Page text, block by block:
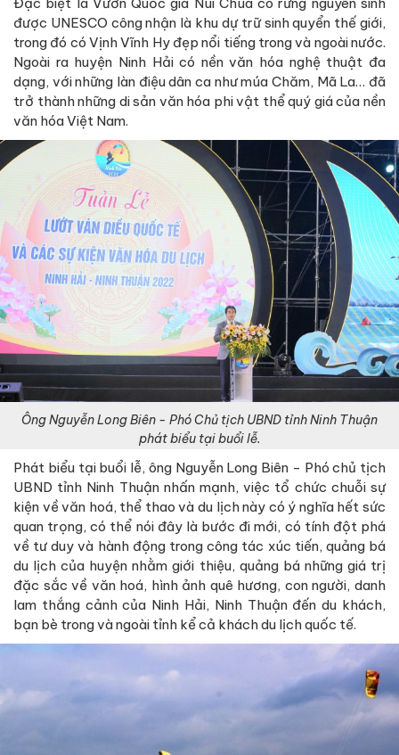
được UNESCO công nhận là khu dự trữ sinh quyển thế giới,
trong đó có Vịnh Vĩnh Hy đẹp nổi tiếng trong và ngoài nước.
Ngoài ra huyện Ninh Hải có nền văn hóa nghệ thuật đa
dạng, với những làn điệu dân ca như múa Chăm, Mã La… đã
trở thành những di sản văn hóa phi vật thể quý giá của nền
văn hóa Việt Nam.
Ông Nguyễn Long Biên - Phó Chủ tịch UBND tỉnh Ninh Thuận
phát biểu tại buổi lễ.
Phát biểu tại buổi lễ, ông Nguyễn Long Biên - Phó chủ tịch
UBND tỉnh Ninh Thuận nhấn mạnh, việc tổ chức chuỗi sự
kiện về văn hoá, thể thao và du lịch này có ý nghĩa hết sức
quan trọng, có thể nói đây là bước đi mới, có tính đột phá
về tư duy và hành động trong công tác xúc tiến, quảng bá
du lịch của huyện nhằm giới thiệu, quảng bá những giá trị
đặc sắc về văn hoá, hình ảnh quê hương, con người, danh
lam thắng cảnh của Ninh Hải, Ninh Thuận đến du khách,
bạn bè trong và ngoài tỉnh kể cả khách du lịch quốc tế.